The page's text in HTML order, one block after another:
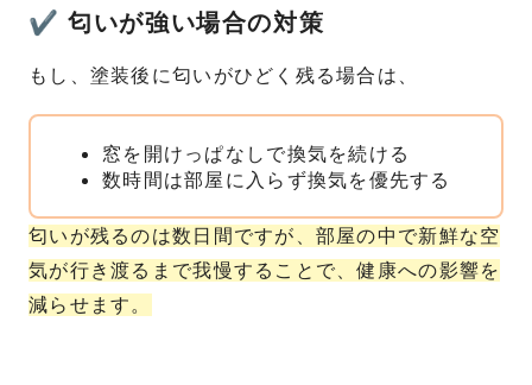
✔ 匂いが強い場合の対策
もし、塗装後に匂いがひどく残る場合は、
窓を開けっぱなしで換気を続ける
数時間は部屋に入らず換気を優先する
匂いが残るのは数日間ですが、部屋の中で新鮮な空
気が行き渡るまで我慢することで、健康への影響を
減らせます。